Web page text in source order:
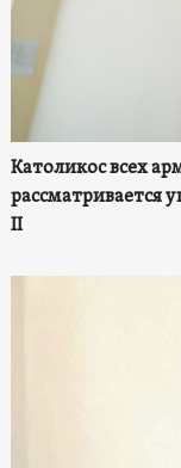
Католикос всех
рассматривается
II